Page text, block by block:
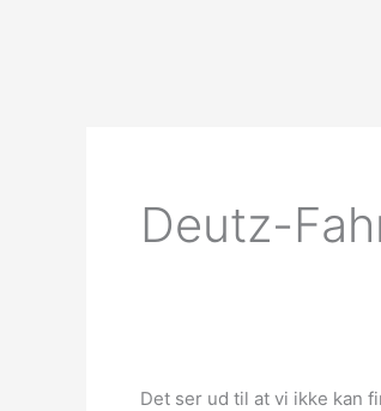
Deutz-
Det ser ud til at vi ikke kan